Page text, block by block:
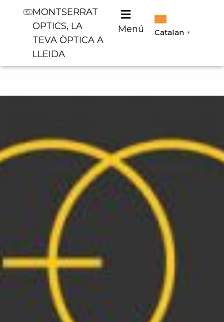
MONTSERRAT
OPTICS, LA
TEVA ÒPTICA A
LLEIDA
Menú Catalan ▼